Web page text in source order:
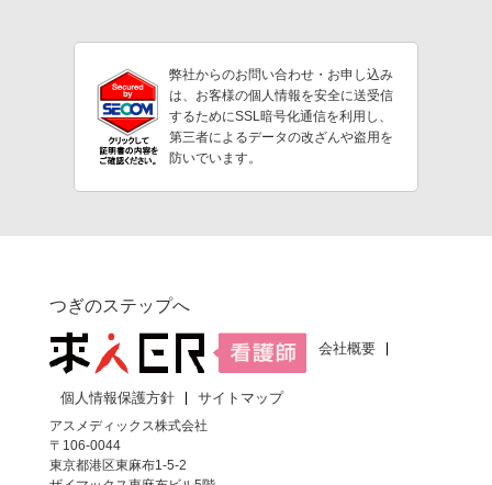
弊社からのお問い合わせ・お申し込み
は、お客様の個人情報を安全に送受信
するためにSSL暗号化通信を利用し、
第三者によるデータの改ざんや盗用を
防いでいます。
つぎのステップへ
会社概要
個人情報保護方針
サイトマップ
アスメディックス株式会社
〒106-0044
東京都港区東麻布1-5-2